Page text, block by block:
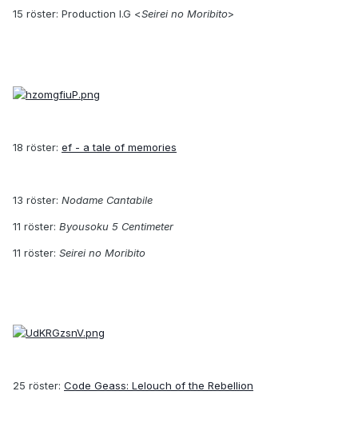
15 röster: Production I.G <Seirei no Moribito>
18 röster: ef - a tale of memories
13 röster: Nodame Cantabile
11 röster: Byousoku 5 Centimeter
11 röster: Seirei no Moribito
25 röster: Code Geass: Lelouch of the Rebellion